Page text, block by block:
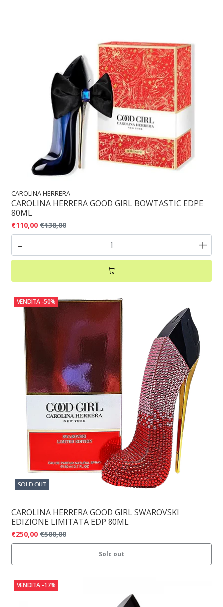
CAROLINA HERRERA
CAROLINA HERRERA GOOD GIRL BOWTASTIC EDPE
80ML
€110,00 €138,00
- +
VENDITA -50%
SOLD OUT
CAROLINA HERRERA GOOD GIRL SWAROVSKI
EDIZIONE LIMITATA EDP 80ML
€250,00 €500,00
Sold out
VENDITA -17%